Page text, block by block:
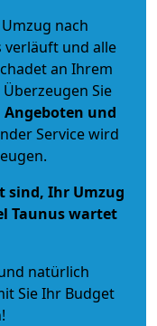
nach
verläuft und alle
an Ihrem
Sie
und
Service wird
sind, Ihr Umzug
Taunus wartet
natürlich
Sie Ihr Budget